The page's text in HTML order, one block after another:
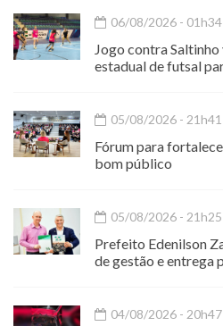
06/08/2026 - 01h34
Jogo contra
estadual de futsal
05/08/2026 - 21h41
Fórum para
bom público
05/08/2026 - 21h25
Prefeito Edenilson
de gestão e entrega
04/08/2026 - 20h47